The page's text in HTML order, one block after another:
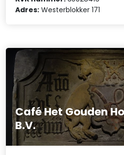
Adres: Westerblokker 171
Café Het Gouden
B.V.